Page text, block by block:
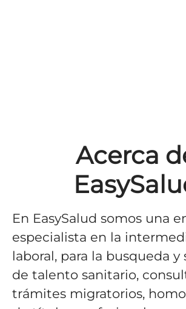
Acerca
En EasySalud somos una
especialista en la
laboral, para la busqueda y
de talento sanitario,
trámites migratorios,